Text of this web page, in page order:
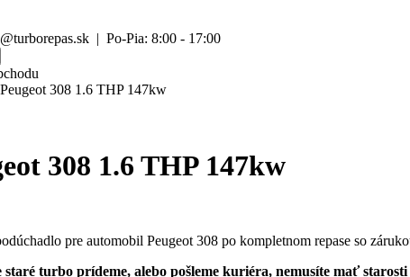
| Po-Pia: 8:00 - 17:00
308 1.6 THP 147kw
308 1.6 THP 147kw
pre automobil Peugeot 308 po kompletnom repase so
turbo prídeme, alebo pošleme kuriéra, nemusíte mať